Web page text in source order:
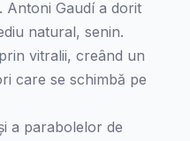
Antoni Gaudí a dorit
natural, senin.
vitralii, creând un
care se schimbă pe
a parabolelor de